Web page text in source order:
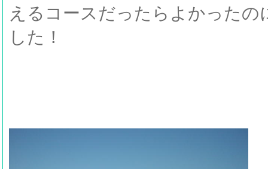
えるコースだったらよかったの
した！